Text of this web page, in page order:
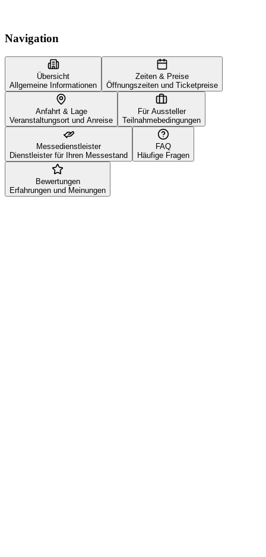
Navigation
Übersicht
Allgemeine Informationen
Zeiten & Preise
Öffnungszeiten und Ticketpreise
Anfahrt & Lage
Veranstaltungsort und Anreise
Für Aussteller
Teilnahmebedingungen
Messedienstleister
Dienstleister für Ihren Messestand
FAQ
Häufige Fragen
Bewertungen
Erfahrungen und Meinungen